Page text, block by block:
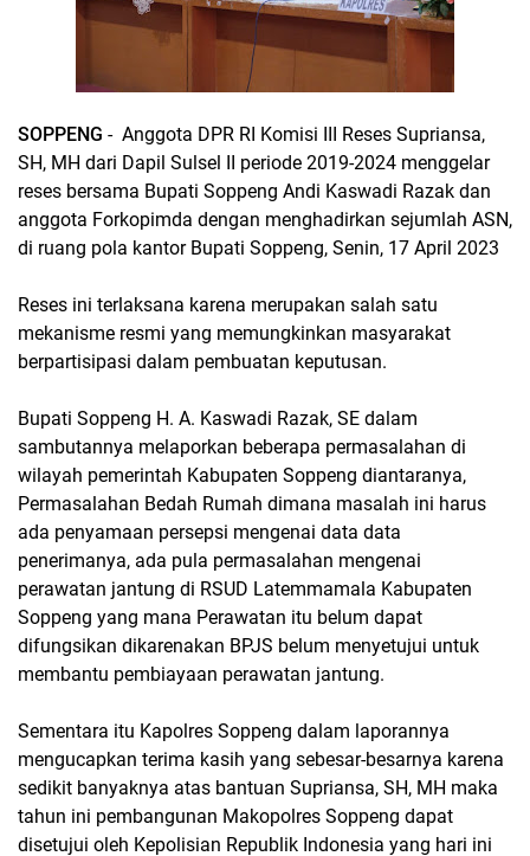
SOPPENG - Anggota DPR RI Komisi III Reses Supriansa,
SH, MH dari Dapil Sulsel II periode 2019-2024 menggelar
reses bersama Bupati Soppeng Andi Kaswadi Razak dan
anggota Forkopimda dengan menghadirkan sejumlah ASN,
di ruang pola kantor Bupati Soppeng, Senin, 17 April 2023
Reses ini terlaksana karena merupakan salah satu
mekanisme resmi yang memungkinkan masyarakat
berpartisipasi dalam pembuatan keputusan.
Bupati Soppeng H. A. Kaswadi Razak, SE dalam
sambutannya melaporkan beberapa permasalahan di
wilayah pemerintah Kabupaten Soppeng diantaranya,
Permasalahan Bedah Rumah dimana masalah ini harus
ada penyamaan persepsi mengenai data data
penerimanya, ada pula permasalahan mengenai
perawatan jantung di RSUD Latemmamala Kabupaten
Soppeng yang mana Perawatan itu belum dapat
difungsikan dikarenakan BPJS belum menyetujui untuk
membantu pembiayaan perawatan jantung.
Sementara itu Kapolres Soppeng dalam laporannya
mengucapkan terima kasih yang sebesar-besarnya karena
sedikit banyaknya atas bantuan Supriansa, SH, MH maka
tahun ini pembangunan Makopolres Soppeng dapat
disetujui oleh Kepolisian Republik Indonesia yang hari ini